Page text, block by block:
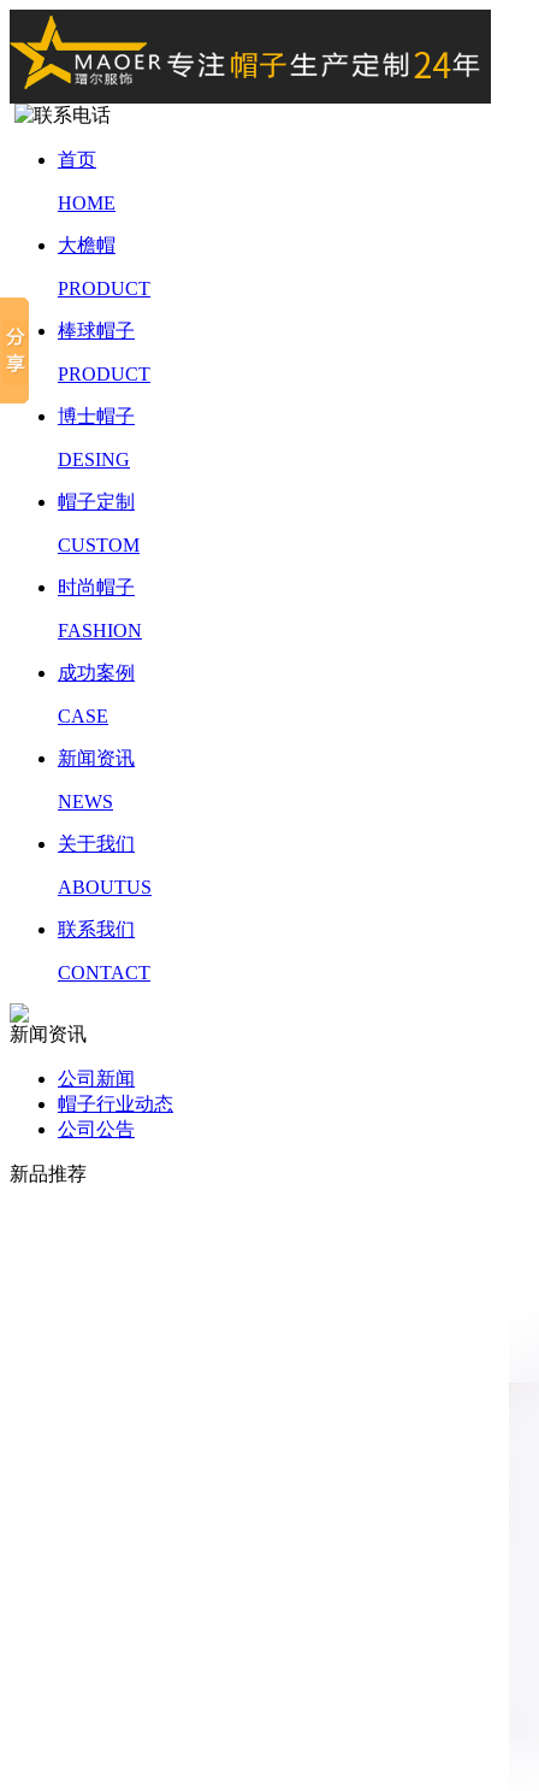
首页
HOME
大檐帽
PRODUCT
棒球帽子
PRODUCT
博士帽子
DESING
帽子定制
CUSTOM
时尚帽子
FASHION
成功案例
CASE
新闻资讯
NEWS
关于我们
ABOUTUS
联系我们
CONTACT
新闻资讯
公司新闻
帽子行业动态
公司公告
新品推荐